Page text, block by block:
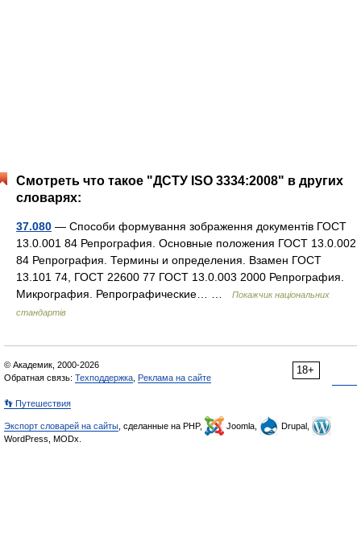
Смотреть что такое "ДСТУ ISO 3334:2008" в других
словарях:
37.080 — Способи формування зображення документів ГОСТ
13.0.001 84 Репрография. Основные положения ГОСТ 13.0.002
84 Репрография. Термины и определения. Взамен ГОСТ
13.101 74, ГОСТ 22600 77 ГОСТ 13.0.003 2000 Репрография.
Микрография. Репрографические… …
Покажчик національних
стандартів
18+
© Академик, 2000-2026
Обратная связь: Техподдержка Реклама на сайте
👣 Путешествия
Экспорт словарей на сайты , сделанные на PHP, Joomla,
Drupal,
WordPress, MODx.